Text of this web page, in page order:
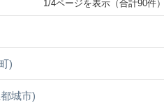
1/4ページを表示（合計90件
)
城市)